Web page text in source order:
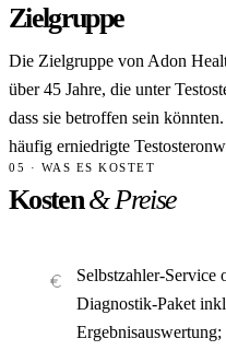
Zielgruppe
Die Zielgruppe von Adon
über 45 Jahre, die unter
dass sie betroffen sein
häufig erniedrigte
05 · WAS ES KOSTET
Kosten& Preise
Selbstzahler-Service
Diagnostik-Paket